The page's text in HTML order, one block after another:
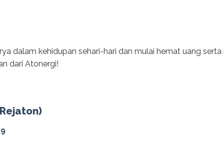
dalam kehidupan sehari-hari dan mulai hemat uang
dari Atonergi!